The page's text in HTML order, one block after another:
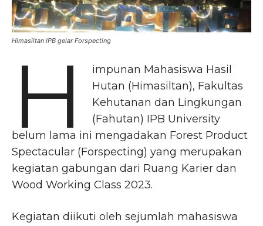
Himasiltan IPB gelar Forspecting
H
impunan Mahasiswa Hasil
Hutan (Himasiltan), Fakultas
Kehutanan dan Lingkungan
(Fahutan) IPB University
belum lama ini mengadakan Forest Product
Spectacular (Forspecting) yang merupakan
kegiatan gabungan dari Ruang Karier dan
Wood Working Class 2023.
Kegiatan diikuti oleh sejumlah mahasiswa